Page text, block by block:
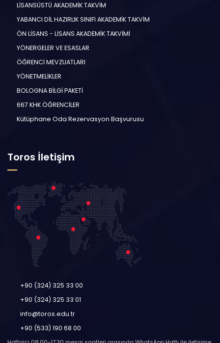
LİSANSÜSTÜ AKADEMİK TAKVİM
YABANCI DİL HAZIRLIK SINIFI AKADEMİK TAKVİM
ÖN LİSANS - LİSANS AKADEMİK TAKVİMİ
YÖNERGELER VE ESASLAR
ÖĞRENCİ MEVZUATLARI
YÖNETMELİKLER
BOLOGNA BİLGİ PAKETİ
667 KHK ÖĞRENCİLER
Kütüphane Oda Rezervasyon Başvurusu
Toros İletişim
+90 (324) 325 33 00
+90 (324) 325 33 01
info@toros.edu.tr
+90 (533) 190 68 00